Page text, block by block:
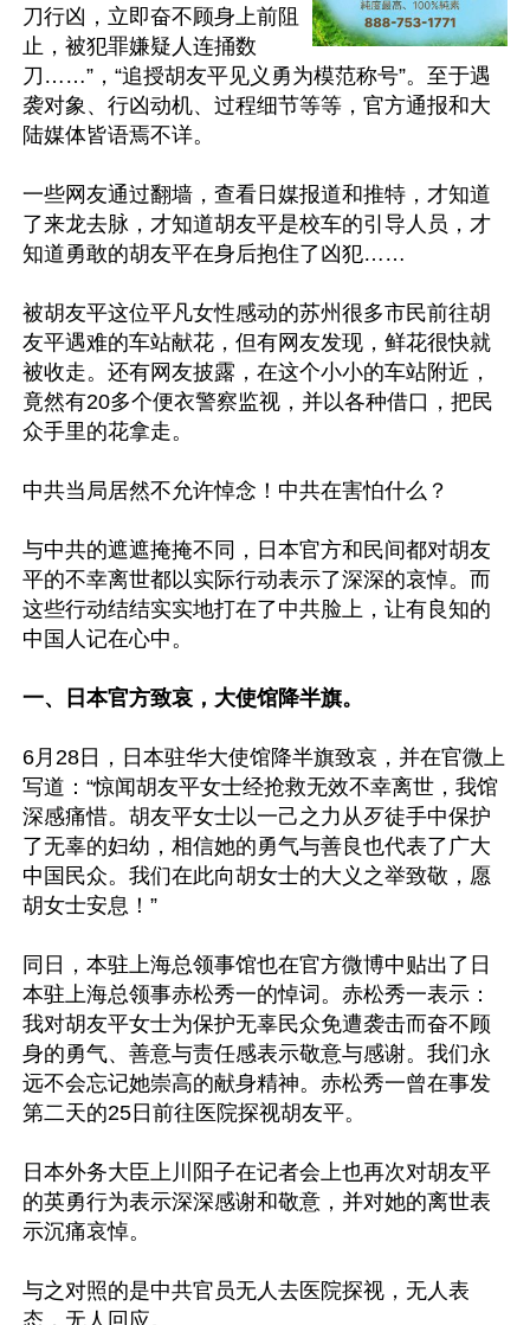
刀行凶，立即奋不顾身上前阻
止，被犯罪嫌疑人连捅数
刀……”，“追授胡友平见义勇为模范称号”。至于遇
袭对象、行凶动机、过程细节等等，官方通报和大
陆媒体皆语焉不详。
一些网友通过翻墙，查看日媒报道和推特，才知道
了来龙去脉，才知道胡友平是校车的引导人员，才
知道勇敢的胡友平在身后抱住了凶犯……
被胡友平这位平凡女性感动的苏州很多市民前往胡
友平遇难的车站献花，但有网友发现，鲜花很快就
被收走。还有网友披露，在这个小小的车站附近，
竟然有20多个便衣警察监视，并以各种借口，把民
众手里的花拿走。
中共当局居然不允许悼念！中共在害怕什么？
与中共的遮遮掩掩不同，日本官方和民间都对胡友
平的不幸离世都以实际行动表示了深深的哀悼。而
这些行动结结实实地打在了中共脸上，让有良知的
中国人记在心中。
一、日本官方致哀，大使馆降半旗。
6月28日，日本驻华大使馆降半旗致哀，并在官微上
写道：“惊闻胡友平女士经抢救无效不幸离世，我馆
深感痛惜。胡友平女士以一己之力从歹徒手中保护
了无辜的妇幼，相信她的勇气与善良也代表了广大
中国民众。我们在此向胡女士的大义之举致敬，愿
胡女士安息！”
同日，本驻上海总领事馆也在官方微博中贴出了日
本驻上海总领事赤松秀一的悼词。赤松秀一表示：
我对胡友平女士为保护无辜民众免遭袭击而奋不顾
身的勇气、善意与责任感表示敬意与感谢。我们永
远不会忘记她崇高的献身精神。赤松秀一曾在事发
第二天的25日前往医院探视胡友平。
日本外务大臣上川阳子在记者会上也再次对胡友平
的英勇行为表示深深感谢和敬意，并对她的离世表
示沉痛哀悼。
与之对照的是中共官员无人去医院探视，无人表
态，无人回应。